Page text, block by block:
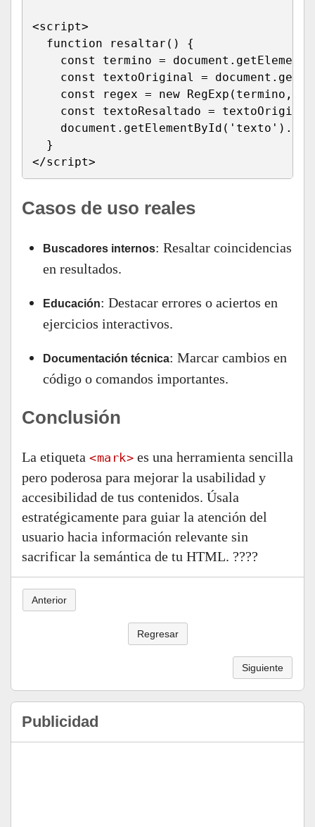
<script>
  function resaltar() {
const termino =
const textoOriginal =
const regex = new RegExp(termino,
const textoResaltado =
  }
</script>
Casos de uso reales
Buscadores internos: Resaltar coincidencias
en resultados.
Educación: Destacar errores o aciertos en
ejercicios interactivos.
Documentación técnica: Marcar cambios en
código o comandos importantes.
Conclusión
La etiqueta <mark> es una herramienta sencilla
pero poderosa para mejorar la usabilidad y
accesibilidad de tus contenidos. Úsala
estratégicamente para guiar la atención del
usuario hacia información relevante sin
sacrificar la semántica de tu HTML. ????
Anterior
Regresar
Siguiente
Publicidad